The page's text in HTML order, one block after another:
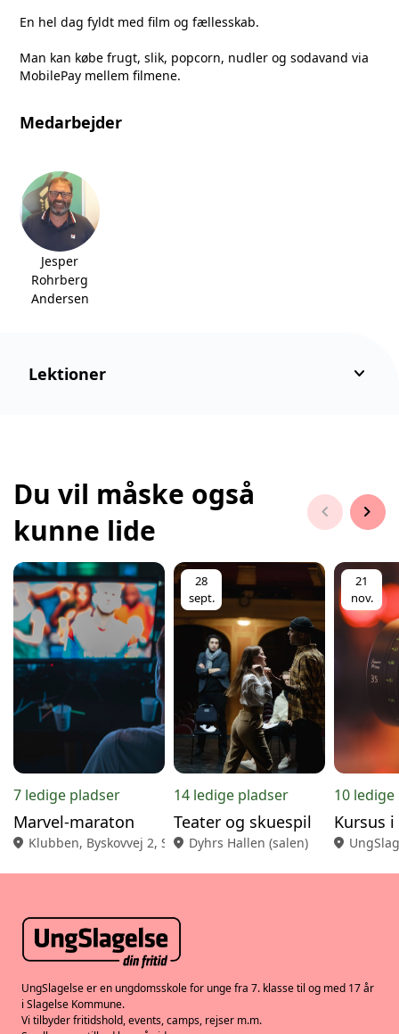
En hel dag fyldt med film og fællesskab.
Man kan købe frugt, slik, popcorn, nudler og sodavand via
MobilePay mellem filmene.
Medarbejder
Jesper
Rohrberg
Andersen
Lektioner keyboard_arrow_down
Du vil måske også
kunne lide
chevron_left chevron_right
7 ledige pladser
Marvel-maraton
location_on Klubben, Byskovvej 2, Slagelse
28
sept.
14 ledige pladser
Teater og skuespil
location_on Dyhrs Hallen (salen)
21
nov.
10
Kursus
location_on
UngSlagelse er en ungdomsskole for unge fra 7. klasse til og med 17 år
i Slagelse Kommune.
Vi tilbyder fritidshold, events, camps, rejser m.m.